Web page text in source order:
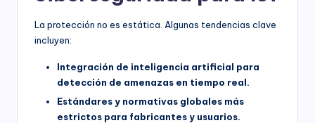
La protección no es estática. Algunas tendencias clave
incluyen:
Integración de inteligencia artificial para
detección de amenazas en tiempo real.
Estándares y normativas globales más
estrictos para fabricantes y usuarios.